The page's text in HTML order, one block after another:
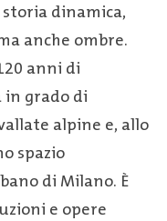
dinamica,
anche ombre.
anni di
in grado di
alpine e, allo
spazio
di Milano. È
e opere